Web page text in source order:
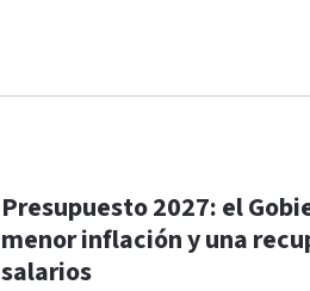
Presupuesto 2027: el
menor inflación y una
salarios